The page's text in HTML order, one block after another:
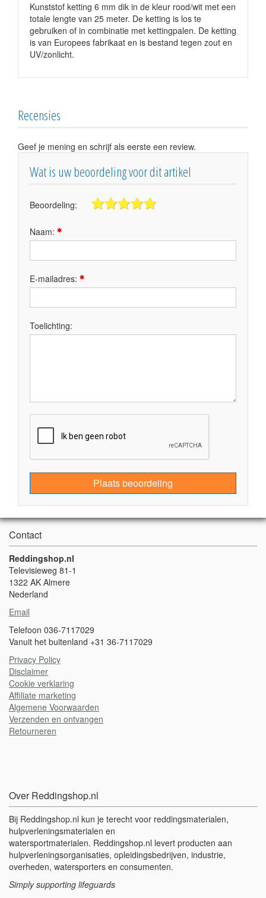
Kunststof ketting 6 mm dik in de kleur rood/wit met een
totale lengte van 25 meter. De ketting is los te
gebruiken of in combinatie met kettingpalen. De ketting
is van Europees fabrikaat en is bestand tegen zout en
UV/zonlicht.
Recensies
Geef je mening en schrijf als eerste een review.
Wat is uw beoordeling voor dit artikel
Beoordeling:
Naam:
E-mailadres:
Toelichting:
Plaats beoordeling
Contact
Reddingshop.nl
Televisieweg 81-1
1322 AK Almere
Nederland
Email
Telefoon 036-7117029
Vanuit het buitenland +31 36-7117029
Privacy Policy
Disclaimer
Cookie verklaring
Affiliate marketing
Algemene Voorwaarden
Verzenden en ontvangen
Retourneren
Over Reddingshop.nl
Bij Reddingshop.nl kun je terecht voor reddingsmaterialen,
hulpverleningsmaterialen en
watersportmaterialen. Reddingshop.nl levert producten aan
hulpverleningsorganisaties, opleidingsbedrijven, industrie,
overheden, watersporters en consumenten.
Simply supporting lifeguards